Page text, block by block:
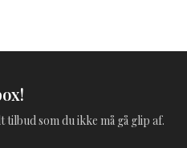
som du ikke må gå glip af.